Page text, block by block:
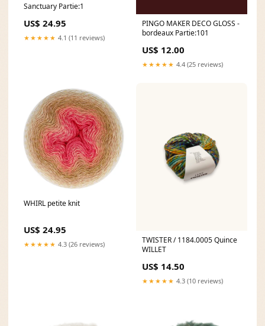
Sanctuary Partie:1
US$ 24.95
★★★★★ 4.1 (11 reviews)
PINGO MAKER DECO GLOSS -
bordeaux Partie:101
US$ 12.00
★★★★★ 4.4 (25 reviews)
WHIRL petite knit
US$ 24.95
★★★★★ 4.3 (26 reviews)
TWISTER / 1184.0005 Quince
WILLET
US$ 14.50
★★★★★ 4.3 (10 reviews)